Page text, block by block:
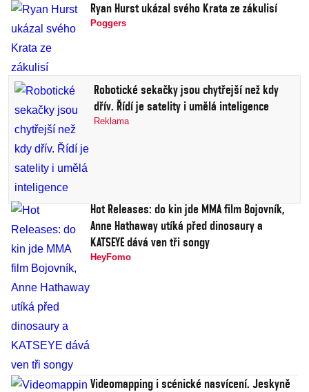
Ryan Hurst ukázal svého Krata ze zákulisí
Poggers
Robotické sekačky jsou chytřejší než kdy
dřív. Řídí je satelity i umělá inteligence
Reklama
Hot Releases: do kin jde MMA film Bojovník,
Anne Hathaway utíká před dinosaury a
KATSEYE dává ven tři songy
HeyFomo
Videomapping i scénické nasvícení. Jeskyně